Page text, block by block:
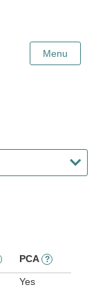
Menu
PCA ?
Yes